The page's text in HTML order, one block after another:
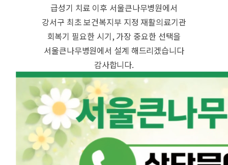
급성기 치료 이후 서울큰나무병원에서
강서구 최초 보건복지부 지정 재활의료기관
회복기 필요한 시기, 가장 중요한 선택을
서울큰나무병원에서 설계 해드리겠습니다
감사합니다.